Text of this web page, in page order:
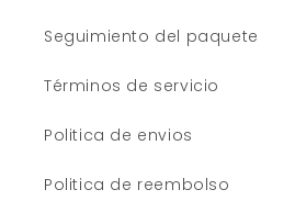
Seguimiento del paquete
Términos de servicio
Politica de envios
Politica de reembolso